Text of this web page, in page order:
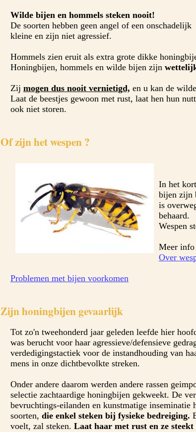
Wilde bijen en hommels steken nooit!
De soorten hebben geen angel of een onschadelijk
kleine en zijn niet agressief.
Hommels zien eruit als extra grote dikke
Honingbijen, hommels en wilde bijen zijn
Zij mogen dus nooit vernietigd, en u kan de
Laat de beestjes gewoon met rust, laat hen hun
ook niet storen.
Of zijn het wespen ?
In het
bijen zijn
is
behaard.
Wespen
Meer info
Over
Problemen met bijen voorkomen
Zijn honingbijen gevaarlijk
Tot zo'n tweehonderd jaar geleden leefde hier
was berucht voor haar agressieve/defensieve
verdedigingstactiek voor de instandhouding van
mens in onze dichtbevolkte streken.
Onder andere daarom werden andere rassen
selectie zachtaardige honingbijen gekweekt. De
bevruchtings-eilanden en kunstmatige inseminatie
soorten, die enkel steken bij fysieke bedreiging.
voelt, zal steken. Laat haar met rust en ze steekt